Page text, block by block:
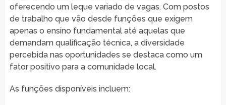
oferecendo um leque variado de vagas. Com postos
de trabalho que vão desde funções que exigem
apenas o ensino fundamental até aquelas que
demandam qualificação técnica, a diversidade
percebida nas oportunidades se destaca como um
fator positivo para a comunidade local.
As funções disponíveis incluem: